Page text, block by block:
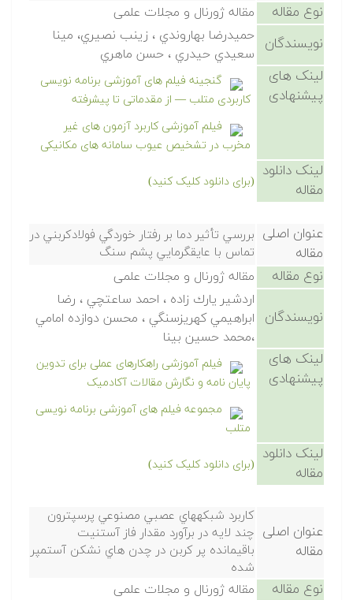
نوع مقاله مقاله ژورنال و مجلات علمی
نویسندگان
حميدرضا بهاروندي ، زينب نصيري، مينا
سعيدي حيدري ، حسن ماهري
لینک های
پیشنهادی
گنجینه فیلم های آموزشی برنامه نویسی
کاربردی متلب — از مقدماتی تا پیشرفته
فیلم آموزشی کاربرد آزمون های غیر
مخرب در تشخیص عیوب سامانه های مکانیکی
لینک دانلود
مقاله
(برای دانلود کلیک کنید)
عنوان اصلی
مقاله
بررسي تأثير دما بر رفتار خوردگي فولادكربني در
تماس با عايقگرمايي پشم سنگ
نوع مقاله مقاله ژورنال و مجلات علمی
نویسندگان
اردشير يارك زاده ، احمد ساعتچي ، رضا
ابراهيمي كهريزسنگي ، محسن دوازده امامي
،محمد حسين بينا
لینک های
پیشنهادی
فیلم آموزشی راهکارهای عملی برای تدوین
پایان نامه و نگارش مقالات آکادمیک
مجموعه فیلم های آموزشی برنامه نویسی
متلب
لینک دانلود
مقاله
(برای دانلود کلیک کنید)
عنوان اصلی
مقاله
كاربرد شبكههاي عصبي مصنوعي پرسپترون
چند لايه در برآورد مقدار فاز آستنيت
باقيمانده پر كربن در چدن هاي نشكن آستمپر
شده
نوع مقاله مقاله ژورنال و مجلات علمی